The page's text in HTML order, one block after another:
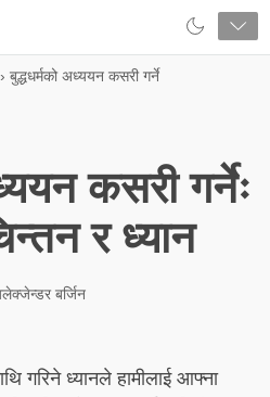
› बुद्धधर्मको अध्ययन कसरी गर्ने
कसरी गर्नेः
र ध्यान
बर्जिन
गरिने ध्यानले हामीलाई आफ्ना